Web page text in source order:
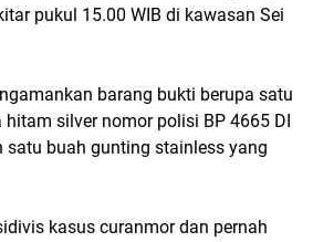
pukul 15.00 WIB di kawasan Sei
barang bukti berupa satu
silver nomor polisi BP 4665 DI
buah gunting stainless yang
kasus curanmor dan pernah